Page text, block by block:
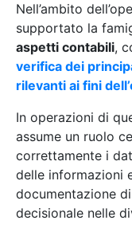
Nell’ambito
supportato la
aspetti contabili,
verifica dei
rilevanti ai fini
In operazioni di
assume un ruolo
correttamente i
delle informazioni
documentazione
decisionale nelle